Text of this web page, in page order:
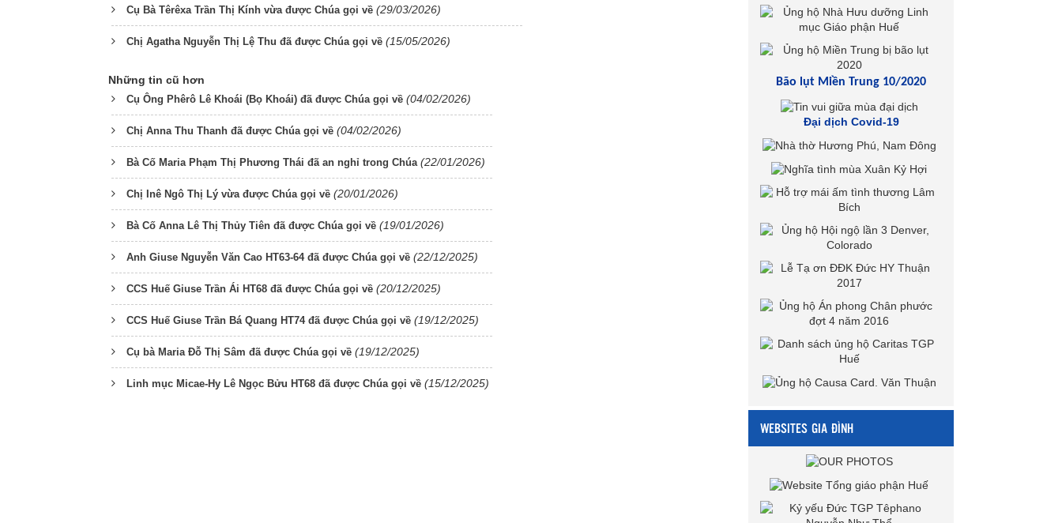
Cụ Bà Têrêxa Trần Thị Kính vừa được Chúa gọi về (29/03/2026)
Chị Agatha Nguyễn Thị Lệ Thu đã được Chúa gọi về (15/05/2026)
Những tin cũ hơn
Cụ Ông Phêrô Lê Khoái (Bọ Khoái) đã được Chúa gọi về (04/02/2026)
Chị Anna Thu Thanh đã được Chúa gọi về (04/02/2026)
Bà Cố Maria Phạm Thị Phương Thái đã an nghỉ trong Chúa (22/01/2026)
Chị Inê Ngô Thị Lý vừa được Chúa gọi về (20/01/2026)
Bà Cố Anna Lê Thị Thủy Tiên đã được Chúa gọi về (19/01/2026)
Anh Giuse Nguyễn Văn Cao HT63-64 đã được Chúa gọi về (22/12/2025)
CCS Huế Giuse Trần Ái HT68 đã được Chúa gọi về (20/12/2025)
CCS Huế Giuse Trần Bá Quang HT74 đã được Chúa gọi về (19/12/2025)
Cụ bà Maria Đỗ Thị Sâm đã được Chúa gọi về (19/12/2025)
Linh mục Micae-Hy Lê Ngọc Bửu HT68 đã được Chúa gọi về (15/12/2025)
Bão lụt Miền Trung 10/2020
Đại dịch Covid-19
WEBSITES GIA ĐÌNH